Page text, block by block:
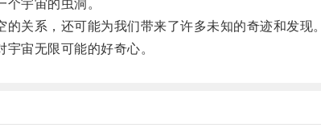
宇宙的虫洞。
系，还可能为我们带来了许多未知的奇迹和发现。
宙无限可能的好奇心。